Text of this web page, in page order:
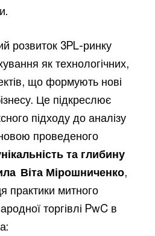
розвиток 3PL-ринку
як технологічних,
що формують нові
Це підкреслює
підходу до аналізу
проведеного
та глибину
Віта Мірошниченко,
практики митного
торгівлі PwC в